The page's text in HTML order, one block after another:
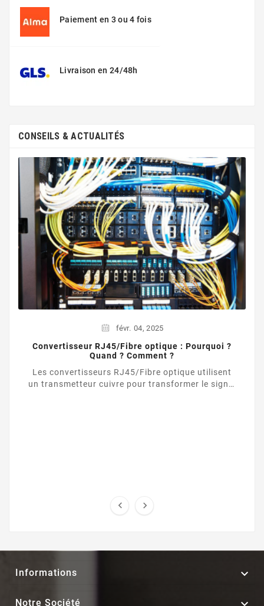
Paiement en 3 ou 4 fois
Livraison en 24/48h
CONSEILS & ACTUALITÉS
févr. 04, 2025
Convertisseur RJ45/Fibre optique : Pourquoi ?
Quand ? Comment ?
Les convertisseurs RJ45/Fibre optique utilisent
un transmetteur cuivre pour transformer le signal
 
Informations 
Notre Société